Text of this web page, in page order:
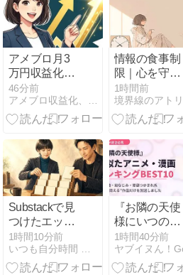
アメブロ月3
万円収益化の
全ステップ！
失敗から学ぶ
ロードマップ
46分前
情報の食事制
限｜心を守る
ための、朝晩
30分というル
ール
1時間前
Substackで見
つけたエッセ
イ｜今日のエ
ッセイ・ラッ
ク Vol.28
1時間10分前
『お隣の天使
様にいつの間
にか駄目人間
にされていた
件』に似たア
1時間40分前